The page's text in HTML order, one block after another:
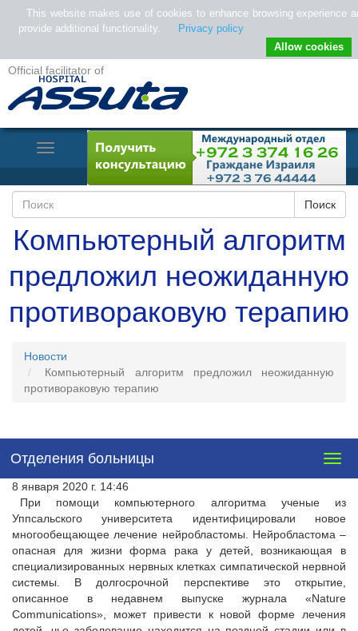
Official facilitator of
Toggle
Navigation
Компьютерный алгоритм
предложил неожиданную
противораковую терапию
Новости
Компьютерный алгоритм предложил неожиданную
противораковую терапию
Отделения больницы
8 января 2020 г. 14:46
При помощи компьютерного алгоритма ученые из
Уппсальского университета идентифицировали новое
многообещающее лечение нейробластомы. Нейробластома –
опасная для жизни форма рака у детей, возникающая в
специализированных нервных клетках симпатической нервной
системы. В долгосрочной перспективе это открытие,
описанное в недавнем выпуске журнала «Nature
Communications», может привести к новой форме лечения
This website makes use of cookies to enhance browsing experience
provide additional functionality.
Privacy policy
Allow cookies